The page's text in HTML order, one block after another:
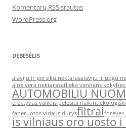
Komentarų RSS srautas
WordPress.org
DEBESĖLIS
alaviju ir persiku nektarasalaviju ir uogu
aloe vera nektarasatlieka vandens
AUTOMOBILIU
efektyvus valiklis pelesiui naikinti
faneruotos vidaus durysfiltraiforever
is vilniaus oro uosto i